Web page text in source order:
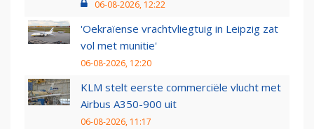
06-08-2026, 12:22
'Oekraïense vrachtvliegtuig in Leipzig zat
vol met munitie'
06-08-2026, 12:20
KLM stelt eerste commerciële vlucht met
Airbus A350-900 uit
06-08-2026, 11:17